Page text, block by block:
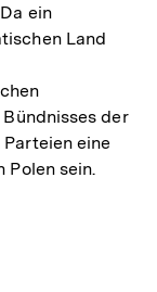
ein
Land
der
eine
Polen sein.